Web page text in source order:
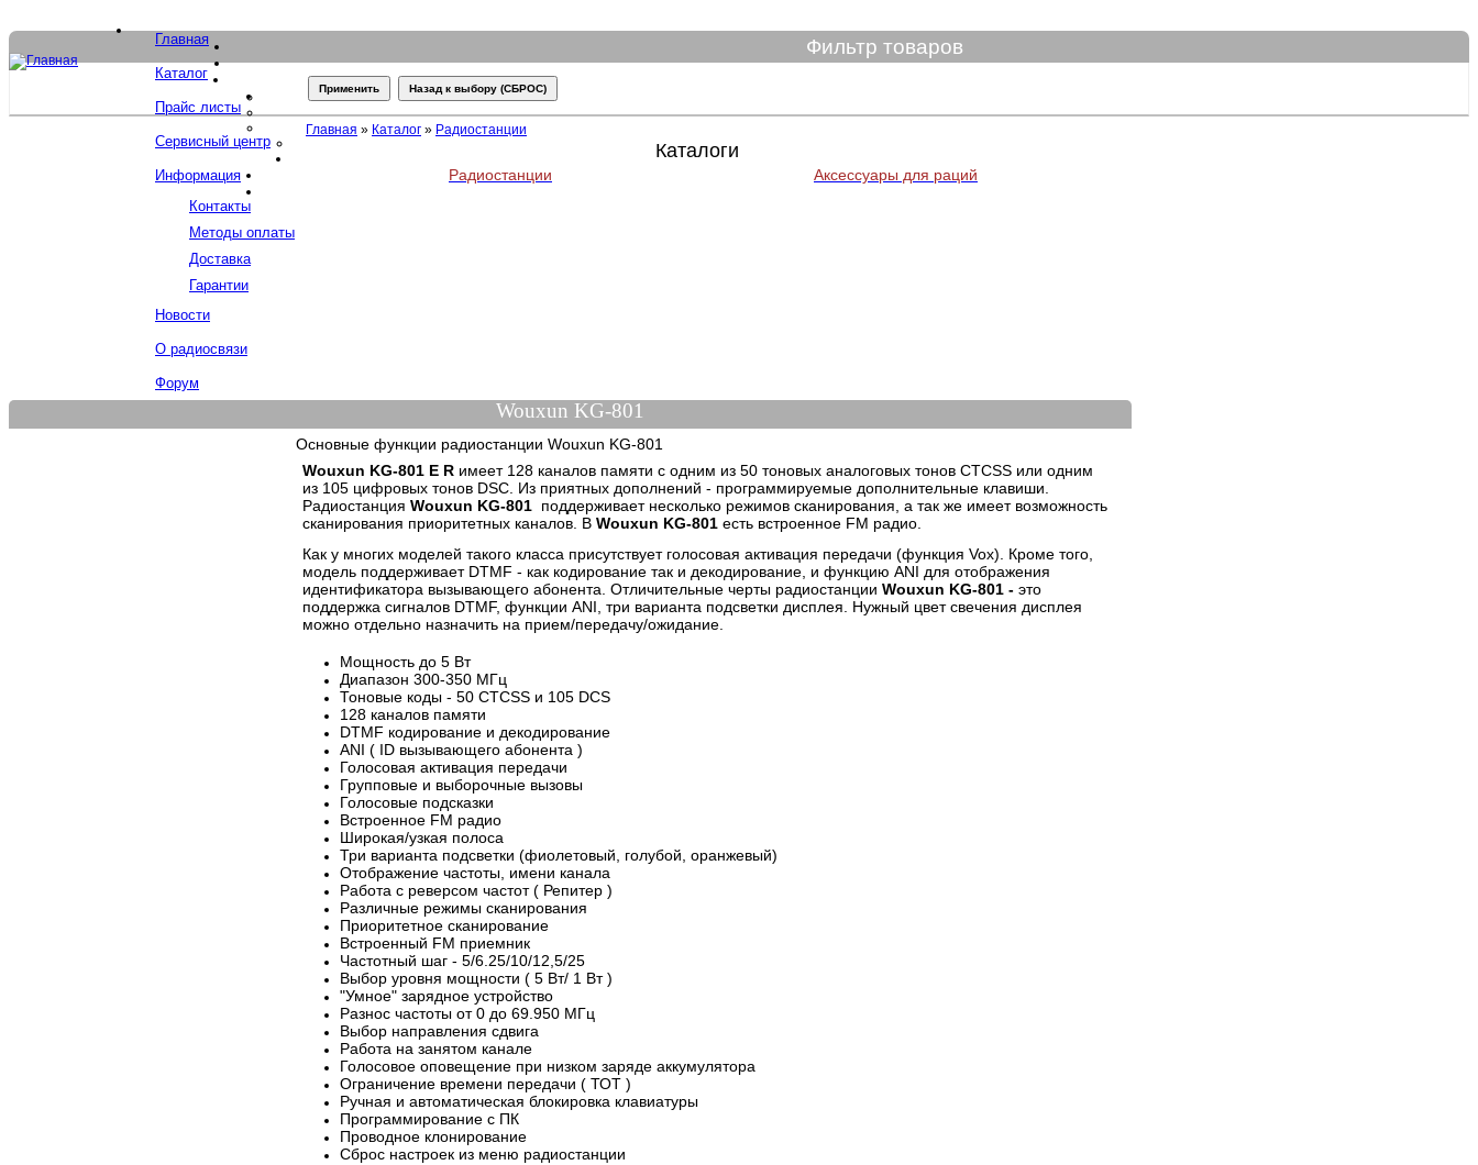
Главная
Каталог
Прайс листы
Сервисный центр
Информация
Контакты
Методы оплаты
Доставка
Гарантии
Новости
О радиосвязи
Форум
Фильтр товаров
Главная » Каталог » Радиостанции
Каталоги
Радиостанции Аксессуары для раций
Wouxun KG-801
Основные функции радиостанции Wouxun KG-801
Wouxun KG-801 E R имеет 128 каналов памяти с одним из 50 тоновых аналоговых тонов CTCSS или одним
из 105 цифровых тонов DSC. Из приятных дополнений - программируемые дополнительные клавиши.
РадиостанцияWouxun KG-801 поддерживает несколько режимов сканирования, а так же имеет возможность
сканирования приоритетных каналов. ВWouxun KG-801 есть встроенное FM радио.
Как у многих моделей такого класса присутствует голосовая активация передачи (функция Vox). Кроме того,
модель поддерживает DTMF - как кодирование так и декодирование, и функцию ANI для отображения
идентификатора вызывающего абонента. Отличительные черты радиостанцииWouxun KG-801 - это
поддержка сигналов DTMF, функции ANI, три варианта подсветки дисплея. Нужный цвет свечения дисплея
можно отдельно назначить на прием/передачу/ожидание.
Мощность до 5 Вт
Диапазон 300-350 МГц
Тоновые коды - 50 CTCSS и 105 DCS
128 каналов памяти
DTMF кодирование и декодирование
ANI ( ID вызывающего абонента )
Голосовая активация передачи
Групповые и выборочные вызовы
Голосовые подсказки
Встроенное FM радио
Широкая/узкая полоса
Три варианта подсветки (фиолетовый, голубой, оранжевый)
Отображение частоты, имени канала
Работа с реверсом частот ( Репитер )
Различные режимы сканирования
Приоритетное сканирование
Встроенный FM приемник
Частотный шаг - 5/6.25/10/12,5/25
Выбор уровня мощности ( 5 Вт/ 1 Вт )
"Умное" зарядное устройство
Разнос частоты от 0 до 69.950 МГц
Выбор направления сдвига
Работа на занятом канале
Голосовое оповещение при низком заряде аккумулятора
Ограничение времени передачи ( ТОТ )
Ручная и автоматическая блокировка клавиатуры
Программирование с ПК
Проводное клонирование
Сброс настроек из меню радиостанции